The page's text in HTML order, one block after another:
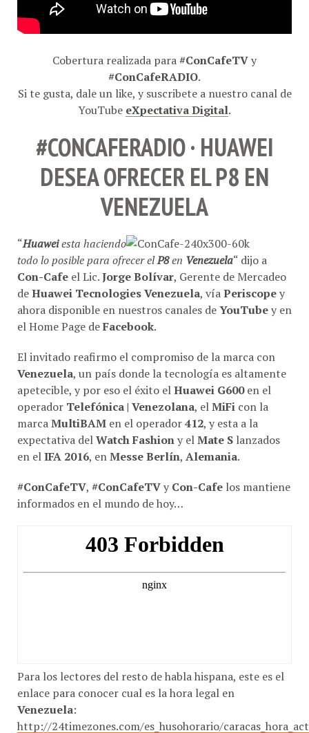
Cobertura realizada para #ConCafeTVy
#ConCafeRADIO
Si te gusta, dale un like, y suscribete a nuestro canal de
YouTube eXpectativa Digital
#CONCAFERADIO · HUAWEI
DESEA OFRECER EL P8 EN
VENEZUELA
“Huaweiesta haciendo
todo lo posible para ofrecer elP8en Venezuela“ dijo a
Con-Cafe el Lic. Jorge Bolívar , Gerente de Mercadeo
deHuawei Tecnologies Venezuela , vía Periscopey
ahora disponible en nuestros canales deYouTubey en
el Home Page deFacebook
El invitado reafirmo el compromiso de la marca con
Venezuela , un país donde la tecnología es altamente
apetecible, y por eso el éxito el Huawei G600en el
operador Telefónica | Venezolana , el MiFi con la
marca MultiBAM en el operador412 , y esta a la
expectativa del Watch Fashion y el Mate S lanzados
en el IFA 2016 , en Messe Berlín Alemania
#ConCafeTV #ConCafeTVy Con-Cafe los mantiene
informados en el mundo de hoy…
Para los lectores del resto de habla hispana, este es el
enlace para conocer cual es la hora legal en
Venezuela:
http://24timezones.com/es_husohorario/